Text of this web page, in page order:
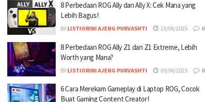
8 Perbedaan ROG Ally dan Ally X: Cek Mana yang
Lebih Bagus!
BY LISTIORINI AJENG PURVASHTI 10/06/2025 0
8 Perbedaan ROG Ally Z1 dan Z1 Extreme, Lebih
Worth yang Mana?
BY LISTIORINI AJENG PURVASHTI 09/06/2025 0
6 Cara Merekam Gameplay di Laptop ROG, Cocok
Buat Gaming Content Creator!